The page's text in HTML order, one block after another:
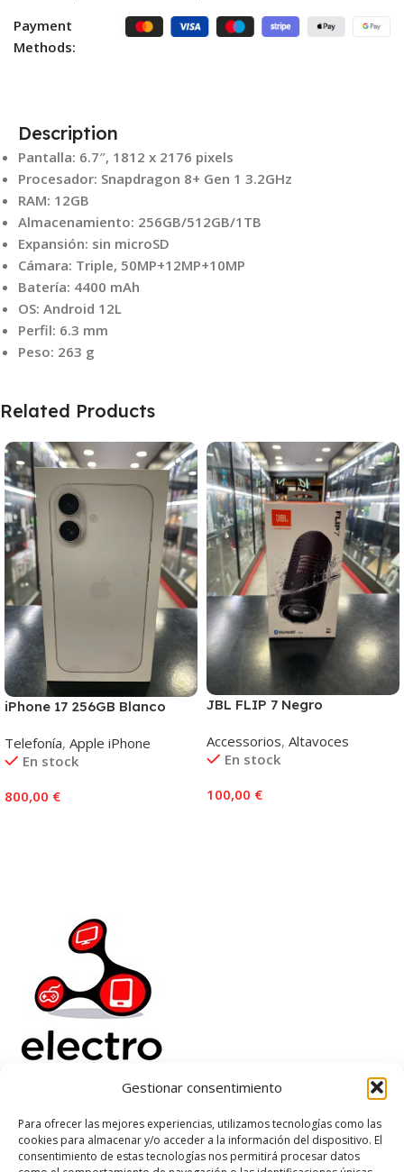
Gestionar consentimiento
Para ofrecer las mejores experiencias, utilizamos tecnologías como las
cookies para almacenar y/o acceder a la información del dispositivo. El
consentimiento de estas tecnologías nos permitirá procesar datos
Payment
Methods:
Description
Pantalla: 6.7″, 1812 x 2176 pixels
Procesador: Snapdragon 8+ Gen 1 3.2GHz
RAM: 12GB
Almacenamiento: 256GB/512GB/1TB
Expansión: sin microSD
Cámara: Triple, 50MP+12MP+10MP
Batería: 4400 mAh
OS: Android 12L
Perfil: 6.3 mm
Peso: 263 g
Related Products
iPhone 17 256GB Blanco
Telefonía, Apple iPhone
En stock
800,00 €
JBL FLIP 7 Negro
Accessorios, Altavoces
En stock
100,00 €
Electrorenover
Ayuda
Legal